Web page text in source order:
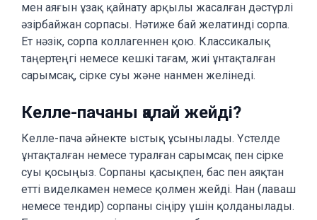
мен аяғын ұзақ қайнату арқылы жасалған дәстүрлі
әзірбайжан сорпасы. Нәтиже бай желатинді сорпа.
Ет нәзік, сорпа коллагеннен қою. Классикалық
таңертеңгі немесе кешкі тағам, жиі ұнтақталған
сарымсақ, сірке суы және нанмен желінеді.
Келле-пачаны қалай жейді?
Келле-пача әйнекте ыстық ұсынылады. Үстелде
ұнтақталған немесе туралған сарымсақ пен сірке
суы қосыңыз. Сорпаны қасықпен, бас пен аяқтан
етті виделкамен немесе қолмен жейді. Нан (лаваш
немесе тендир) сорпаны сіңіру үшін қолданылады.